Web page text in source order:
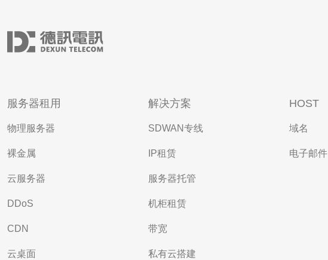
服务器租用
物理服务器
裸金属
云服务器
DDoS
CDN
云桌面
解决方案
SDWAN专线
IP租赁
服务器托管
机柜租赁
带宽
私有云搭建
HOST
域名
电子邮件